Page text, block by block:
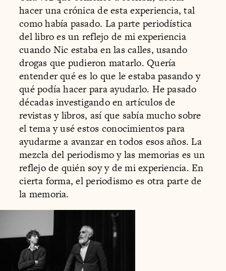
hacer una crónica de esta experiencia, tal
como había pasado. La parte periodística
del libro es un reflejo de mi experiencia
cuando Nic estaba en las calles, usando
drogas que pudieron matarlo. Quería
entender qué es lo que le estaba pasando y
qué podía hacer para ayudarlo. He pasado
décadas investigando en artículos de
revistas y libros, así que sabía mucho sobre
el tema y usé estos conocimientos para
ayudarme a avanzar en todos esos años. La
mezcla del periodismo y las memorias es un
reflejo de quién soy y de mi experiencia. En
cierta forma, el periodismo es otra parte de
la memoria.